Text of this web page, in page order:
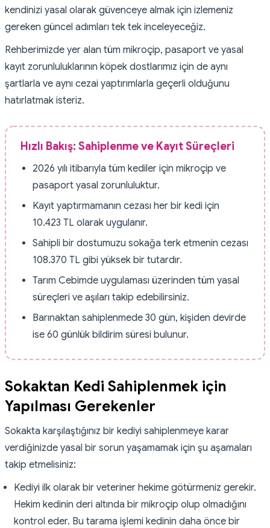
kendinizi yasal olarak güvenceye almak için izlemeniz
gereken güncel adımları tek tek inceleyeceğiz.
Rehberimizde yer alan tüm mikroçip, pasaport ve yasal
kayıt zorunluluklarının köpek dostlarımız için de aynı
şartlarla ve aynı cezai yaptırımlarla geçerli olduğunu
hatırlatmak isteriz.
Hızlı Bakış: Sahiplenme ve Kayıt Süreçleri
2026 yılı itibarıyla tüm kediler için mikroçip ve
pasaport yasal zorunluluktur.
Kayıt yaptırmamanın cezası her bir kedi için
10.423 TL olarak uygulanır.
Sahipli bir dostumuzu sokağa terk etmenin cezası
108.370 TL gibi yüksek bir tutardır.
Tarım Cebimde uygulaması üzerinden tüm yasal
süreçleri ve aşıları takip edebilirsiniz.
Barınaktan sahiplenmede 30 gün, kişiden devirde
ise 60 günlük bildirim süresi bulunur.
Sokaktan Kedi Sahiplenmek için
Yapılması Gerekenler
Sokakta karşılaştığınız bir kediyi sahiplenmeye karar
verdiğinizde yasal bir sorun yaşamamak için şu aşamaları
takip etmelisiniz:
Kediyi ilk olarak bir veteriner hekime götürmeniz gerekir.
Hekim kedinin deri altında bir mikroçip olup olmadığını
kontrol eder. Bu tarama işlemi kedinin daha önce bir